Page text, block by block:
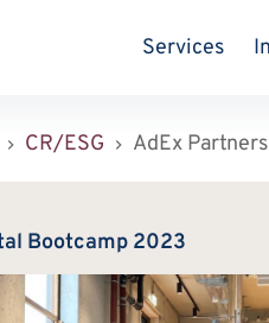
Services
CR/ESG AdEx
Bootcamp 2023